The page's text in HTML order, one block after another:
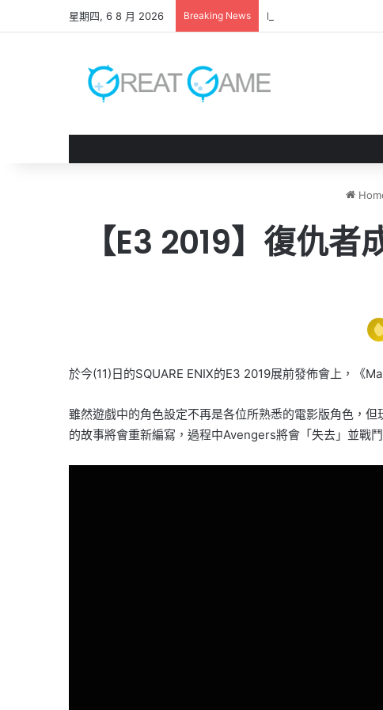
星期四, 6 8 月 2026 Breaking News Palworld OFFICIAL
【E3 2019】復仇
於今(11)日的SQUARE ENIX的E3 2019展前發佈會上，《
雖然遊戲中的角色設定不再是各位所熟悉的電影版角色，
的故事將會重新編寫，過程中Avengers將會「失去」並戰